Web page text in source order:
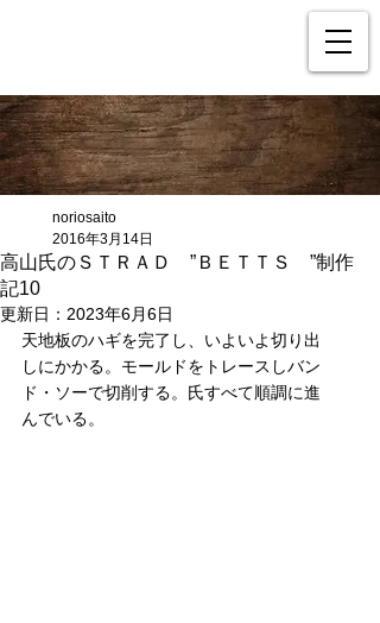
高山氏のＳＴＲＡＤ ”ＢＥＴＴＳ ”制作
記10
noriosaito
2016年3月14日
更新日： 2023年6月6日
天地板のハギを完了し、いよいよ切り出
しにかかる。モールドをトレースしバン
ド・ソーで切削する。氏すべて順調に進
んでいる。